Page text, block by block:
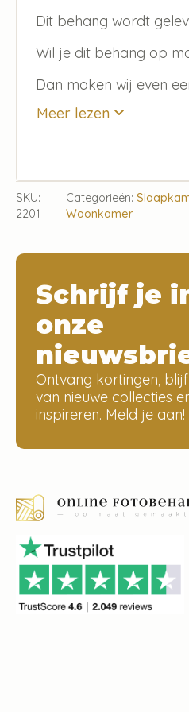
Dit behang wordt
Wil je dit behang op
Dan maken wij even
Meer lezen
SKU:
2201
Categorieën:
Woonkamer
Schrijf je
onze
Ontvang kortingen,
van nieuwe collecties
inspireren. Meld je aan!